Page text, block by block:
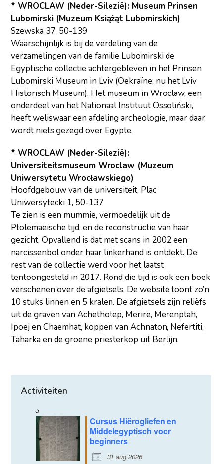
* WROCLAW (Neder-Silezië): Museum Prinsen
Lubomirski (Muzeum Książąt Lubomirskich)
Szewska 37, 50-139
Waarschijnlijk is bij de verdeling van de
verzamelingen van de familie Lubomirski de
Egyptische collectie achtergebleven in het Prinsen
Lubomirski Museum in Lviv (Oekraïne; nu het Lviv
Historisch Museum). Het museum in Wroclaw, een
onderdeel van het Nationaal Instituut Ossoliński,
heeft weliswaar een afdeling archeologie, maar daar
wordt niets gezegd over Egypte.
* WROCLAW (Neder-Silezië):
Universiteitsmuseum Wroclaw (Muzeum
Uniwersytetu Wrocławskiego)
Hoofdgebouw van de universiteit, Plac
Uniwersytecki 1, 50-137
Te zien is een mummie, vermoedelijk uit de
Ptolemaeïsche tijd, en de reconstructie van haar
gezicht. Opvallend is dat met scans in 2002 een
narcissenbol onder haar linkerhand is ontdekt. De
rest van de collectie werd voor het laatst
tentoongesteld in 2017. Rond die tijd is ook een boek
verschenen over de afgietsels. De website toont zo’n
10 stuks linnen en 5 kralen. De afgietsels zijn reliëfs
uit de graven van Achethotep, Merire, Merenptah,
Ipoej en Chaemhat, koppen van Achnaton, Nefertiti,
Taharka en de groene priesterkop uit Berlijn.
Activiteiten
Cursus Hiërogliefen en
Middelegyptisch voor
beginners
31 aug 2026